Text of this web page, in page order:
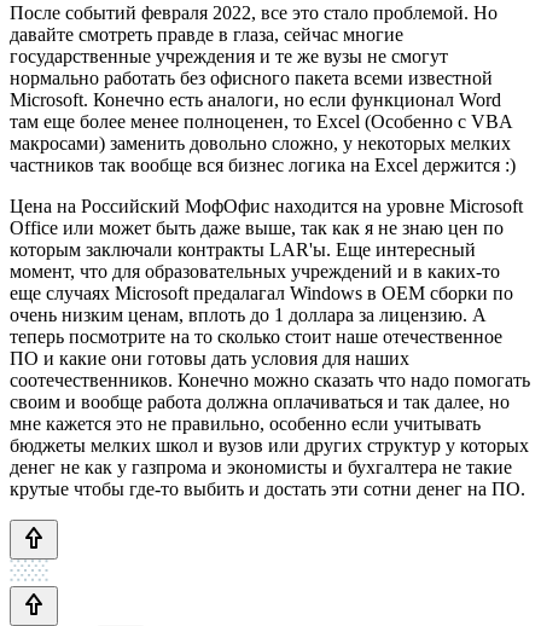
После событий февраля 2022, все это стало проблемой. Но
давайте смотреть правде в глаза, сейчас многие
государственные учреждения и те же вузы не смогут
нормально работать без офисного пакета всеми известной
Microsoft. Конечно есть аналоги, но если функционал Word
там еще более менее полноценен, то Excel (Особенно с VBA
макросами) заменить довольно сложно, у некоторых мелких
частников так вообще вся бизнес логика на Excel держится :)
Цена на Российский МофОфис находится на уровне Microsoft
Office или может быть даже выше, так как я не знаю цен по
которым заключали контракты LAR'ы. Еще интересный
момент, что для образовательных учреждений и в каких-то
еще случаях Microsoft предалагал Windows в OEM сборки по
очень низким ценам, вплоть до 1 доллара за лицензию. А
теперь посмотрите на то сколько стоит наше отечественное
ПО и какие они готовы дать условия для наших
соотечественников. Конечно можно сказать что надо помогать
своим и вообще работа должна оплачиваться и так далее, но
мне кажется это не правильно, особенно если учитывать
бюджеты мелких школ и вузов или других структур у которых
денег не как у газпрома и экономисты и бухгалтера не такие
крутые чтобы где-то выбить и достать эти сотни денег на ПО.